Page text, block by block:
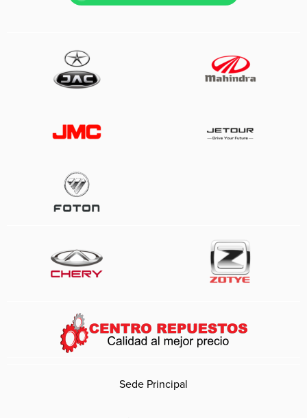
Sede Principal